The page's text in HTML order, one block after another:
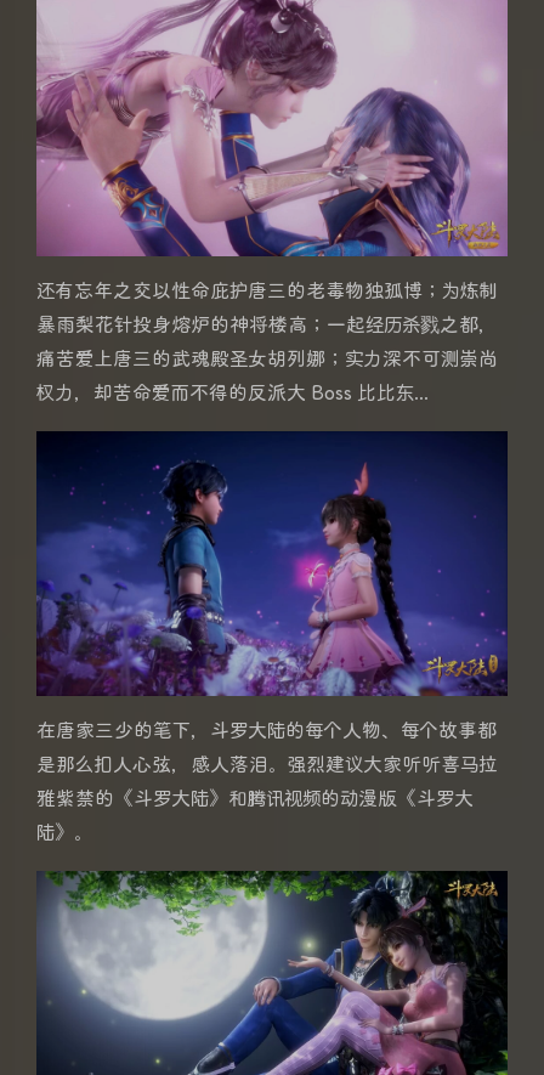
还有忘年之交以性命庇护唐三的老毒物独孤博；为炼制
暴雨梨花针投身熔炉的神将楼高；一起经历杀戮之都，
痛苦爱上唐三的武魂殿圣女胡列娜；实力深不可测崇尚
权力，却苦命爱而不得的反派大 Boss 比比东...
在唐家三少的笔下，斗罗大陆的每个人物、每个故事都
是那么扣人心弦，感人落泪。强烈建议大家听听喜马拉
雅紫禁的《斗罗大陆》和腾讯视频的动漫版《斗罗大
陆》。